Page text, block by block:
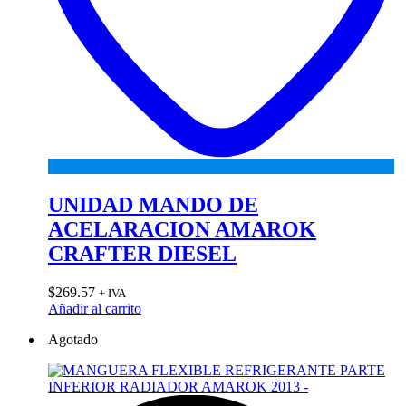
UNIDAD MANDO DE
ACELARACION AMAROK
CRAFTER DIESEL
$269.57 + IVA
Añadir al carrito
Agotado